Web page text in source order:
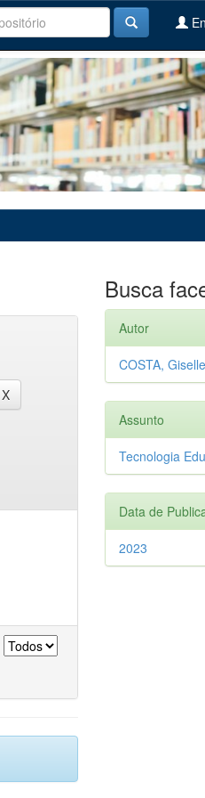
Busca
Autor
COSTA,
Assunto
Tecnologia
Data de
2023